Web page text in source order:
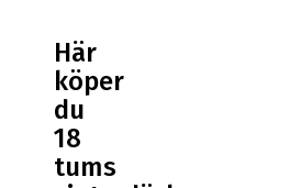
Här
köper
du
18
tums